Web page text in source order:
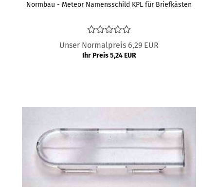
Normbau - Meteor Namensschild KPL für Briefkästen
Unser Normalpreis 6,29 EUR
Ihr Preis 5,24 EUR